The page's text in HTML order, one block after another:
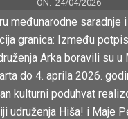
ON: 24/04/2026
međunarodne saradnje
granica: Između
Arka boravili su u
do 4. aprila 2026.
kulturni poduhvat
udruženja Hiša! i Maje